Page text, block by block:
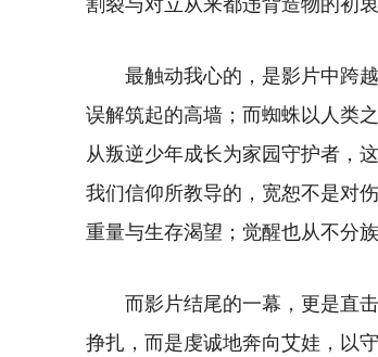
割裂与对立从来都违背造物的初衷
最触动我心的，是影片中跨
误解筑起的高墙；而蜘蛛以人类
从叛逆少年成长为家园守护者，
我们信仰所教导的，宽恕不是对
重量与生存渴望；觉醒也从不分
而影片结尾的一幕，更是直
挣扎，而是虔诚地奔向艾娃，以